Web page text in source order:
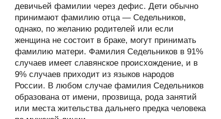
девичьей фамилии через дефис. Дети обычно
принимают фамилию отца — Седельников,
однако, по желанию родителей или если
женщина не состоит в браке, могут принимать
фамилию матери. Фамилия Седельников в 91%
случаев имеет славянское происхождение, и в
9% случаев приходит из языков народов
России. В любом случае фамилия Седельников
образована от имени, прозвища, рода занятий
или места жительства дальнего предка человека